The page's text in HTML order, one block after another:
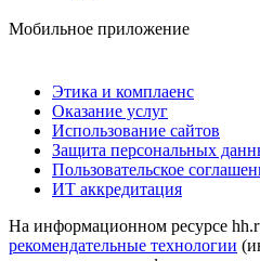
Мобильное приложение
Этика и комплаенс
Оказание услуг
Использование сайтов
Защита персональных
Пользовательское
ИТ аккредитация
На информационном ресурсе
рекомендательные технологии